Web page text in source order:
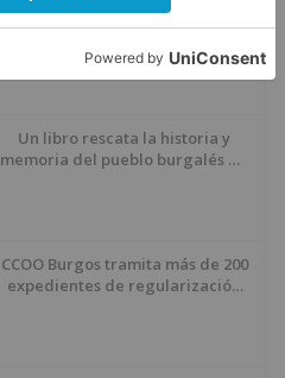
El poblado de El Encuentro de
Burgos a punto de culminar su
proceso de realojo
Un libro rescata la historia y
memoria del pueblo burgalés de
CCOO Burgos tramita más de 200
expedientes de regularización